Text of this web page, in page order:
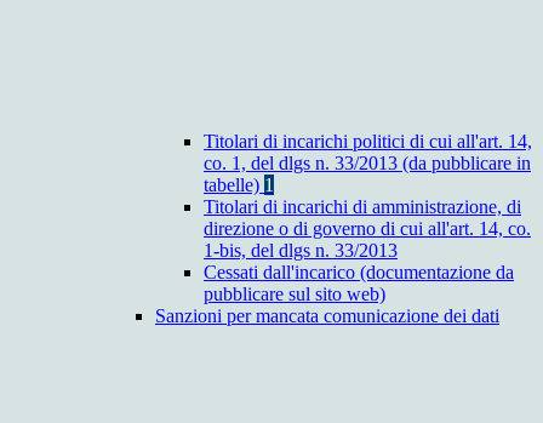
Titolari di incarichi politici di cui all'art. 14,
co. 1, del dlgs n. 33/2013 (da pubblicare in
tabelle) 1
Titolari di incarichi di amministrazione, di
direzione o di governo di cui all'art. 14, co.
1-bis, del dlgs n. 33/2013
Cessati dall'incarico (documentazione da
pubblicare sul sito web)
Sanzioni per mancata comunicazione dei dati